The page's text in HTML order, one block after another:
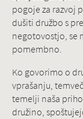
pogoje za razvoj
dušiti družbo s
negotovostjo, se
pomembno.
Ko govorimo o
vprašanju,
temelji naša
družino,